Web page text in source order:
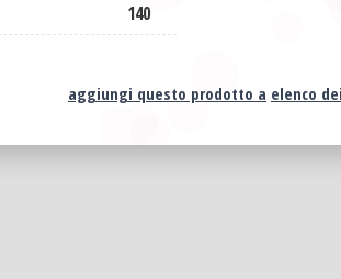
140
aggiungi questo prodotto a elenco